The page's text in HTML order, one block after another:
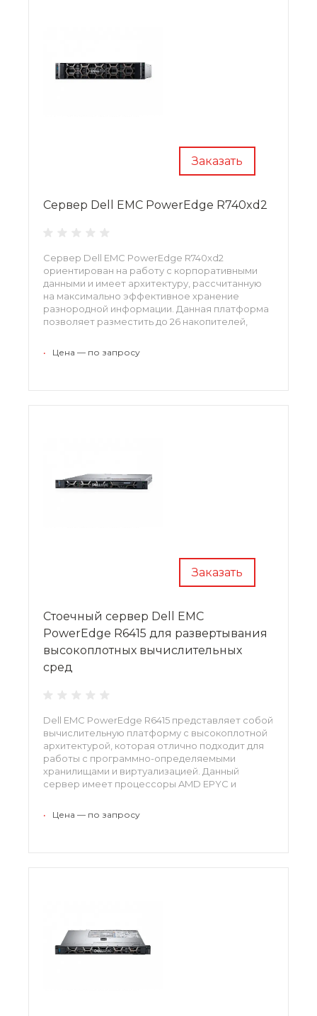
Заказать
Сервер Dell EMC PowerEdge R740xd2
Сервер Dell EMC PowerEdge R740xd2
ориентирован на работу с корпоративными
данными и имеет архитектуру, рассчитанную
на максимально эффективное хранение
разнородной информации. Данная платформа
позволяет разместить до 26 накопителей,
это процессоры Intel Xeon и оперативная
• Цена — по запросу
Заказать
Стоечный сервер Dell EMC
PowerEdge R6415 для развертывания
высокоплотных вычислительных
сред
Dell EMC PowerEdge R6415 представляет собой
вычислительную платформу с высокоплотной
архитектурой, которая отлично подходит для
работы с программно-определяемыми
хранилищами и виртуализацией. Данный
сервер имеет процессоры AMD EPYC и
производительность в широких пределах.
• Цена — по запросу